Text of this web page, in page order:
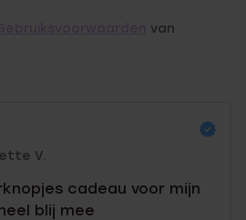
van
V.
cadeau voor mijn
blij mee